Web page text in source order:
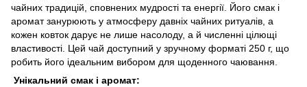
чайних традицій, сповнених мудрості та енергії. Його смак і
аромат занурюють у атмосферу давніх чайних ритуалів, а
кожен ковток дарує не лише насолоду, а й численні цілющі
властивості. Цей чай доступний у зручному форматі 250 г, що
робить його ідеальним вибором для щоденного чаювання.
Унікальний смак і аромат: